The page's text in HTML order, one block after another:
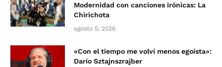
Modernidad con canciones irónicas: La
Chirichota
agosto 5, 2026
«Con el tiempo me volví menos egoísta»:
Darío Sztajnszrajber